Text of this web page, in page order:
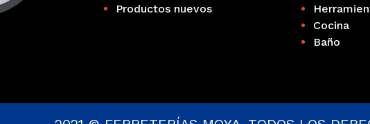
Productos nuevos
Cocina
Baño